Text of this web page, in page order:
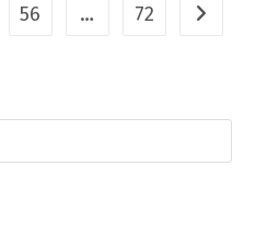
56 … 72